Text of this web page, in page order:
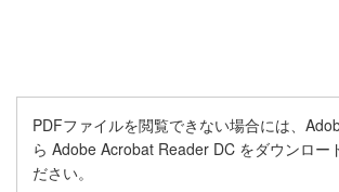
PDFファイルを閲覧できない場合には、
ら Adobe Acrobat Reader DC をダウンロー
ださい。